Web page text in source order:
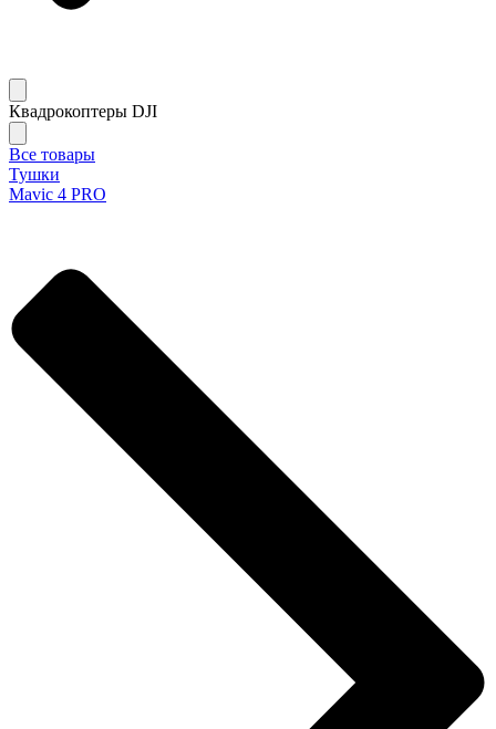
Квадрокоптеры DJI
Все товары
Тушки
Mavic 4 PRO